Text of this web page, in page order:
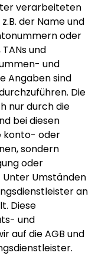
verarbeiteten
der Name und
oder
und
und
Angaben sind
Die
nur durch die
bei diesen
konto- oder
sondern
oder
Unter Umständen
an
Diese
und
auf die AGB und